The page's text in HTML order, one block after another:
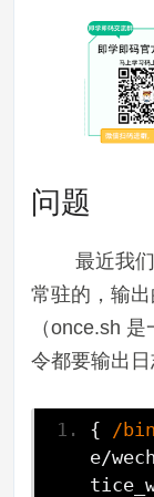
问题
最近我们
常驻的，输
（once.sh
令都要输出
{ /
e/